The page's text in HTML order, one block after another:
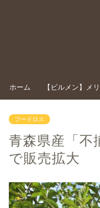
ホーム 【ビルメン】メ
フードロス
青森県産「不
で販売拡大